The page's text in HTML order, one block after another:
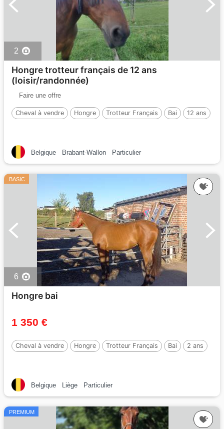
2
Hongre trotteur français de 12 ans
(loisir/randonnée)
Faire une offre
Cheval à vendre Hongre Trotteur Français Bai 12 ans
Belgique Brabant-Wallon Particulier
BASIC
6
Hongre bai
1 350 €
Cheval à vendre Hongre Trotteur Français Bai 2 ans
Belgique Liège Particulier
PREMIUM